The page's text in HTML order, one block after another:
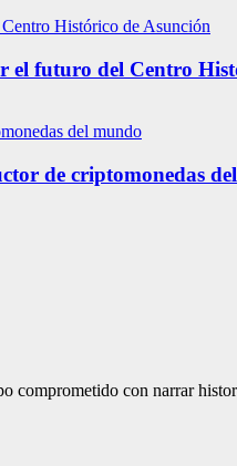
futuro del Centro
de criptomonedas
comprometido con narrar